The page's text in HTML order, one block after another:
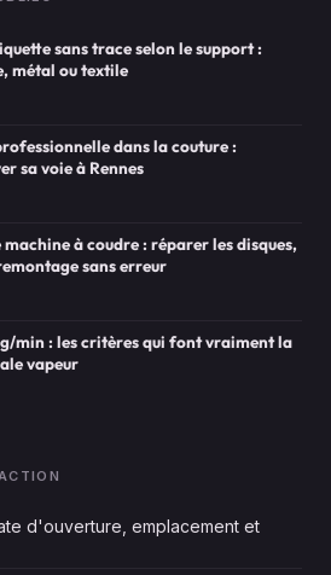
sans trace selon le support :
métal ou textile
dans la couture :
sa voie à Rennes
à coudre : réparer les disques,
sans erreur
min : les critères qui font vraiment la
vapeur
d'ouverture, emplacement et